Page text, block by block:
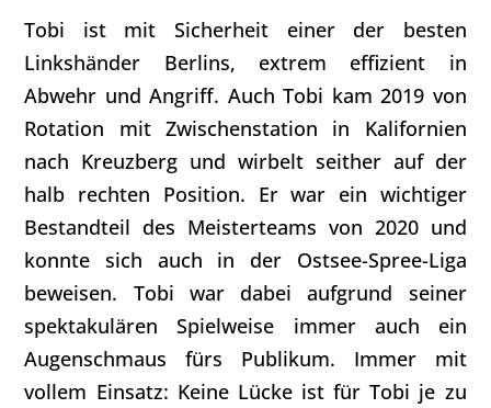
Tobi ist mit Sicherheit einer der besten
Linkshänder Berlins, extrem effizient in
Abwehr und Angriff. Auch Tobi kam 2019 von
Rotation mit Zwischenstation in Kalifornien
nach Kreuzberg und wirbelt seither auf der
halb rechten Position. Er war ein wichtiger
Bestandteil des Meisterteams von 2020 und
konnte sich auch in der Ostsee-Spree-Liga
beweisen. Tobi war dabei aufgrund seiner
spektakulären Spielweise immer auch ein
Augenschmaus fürs Publikum. Immer mit
vollem Einsatz: Keine Lücke ist für Tobi je zu